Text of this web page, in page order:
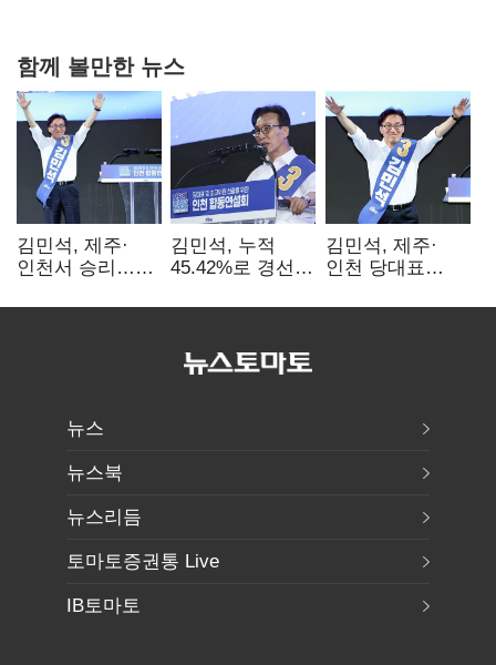
함께 볼만한 뉴스
김민석, 제주·
인천서 승리…
탈환'(종합)
김민석, 누적
45.42%로 경선
격차
김민석, 제주·
인천 당대표
뉴스
뉴스북
뉴스리듬
토마토증권통 Live
IB토마토